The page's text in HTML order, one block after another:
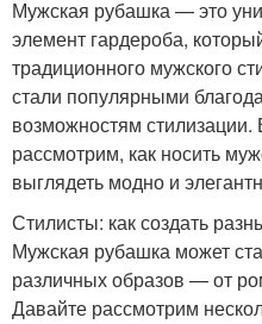
Мужская рубашка — это
элемент гардероба,
традиционного мужского
стали популярными
возможностям стилизации.
рассмотрим, как носить
выглядеть модно и
Стилисты: как создать
Мужская рубашка может
различных образов — от
Давайте рассмотрим